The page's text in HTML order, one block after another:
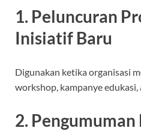
1. Peluncuran
Inisiatif Baru
Digunakan ketika organisasi
workshop, kampanye edukasi,
2. Pengumuman